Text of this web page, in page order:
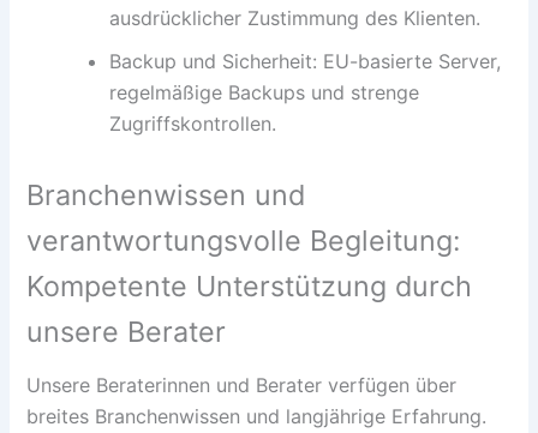
ausdrücklicher Zustimmung des Klienten.
Backup und Sicherheit: EU-basierte Server,
regelmäßige Backups und strenge
Zugriffskontrollen.
Branchenwissen und
verantwortungsvolle Begleitung:
Kompetente Unterstützung durch
unsere Berater
Unsere Beraterinnen und Berater verfügen über
breites Branchenwissen und langjährige Erfahrung.